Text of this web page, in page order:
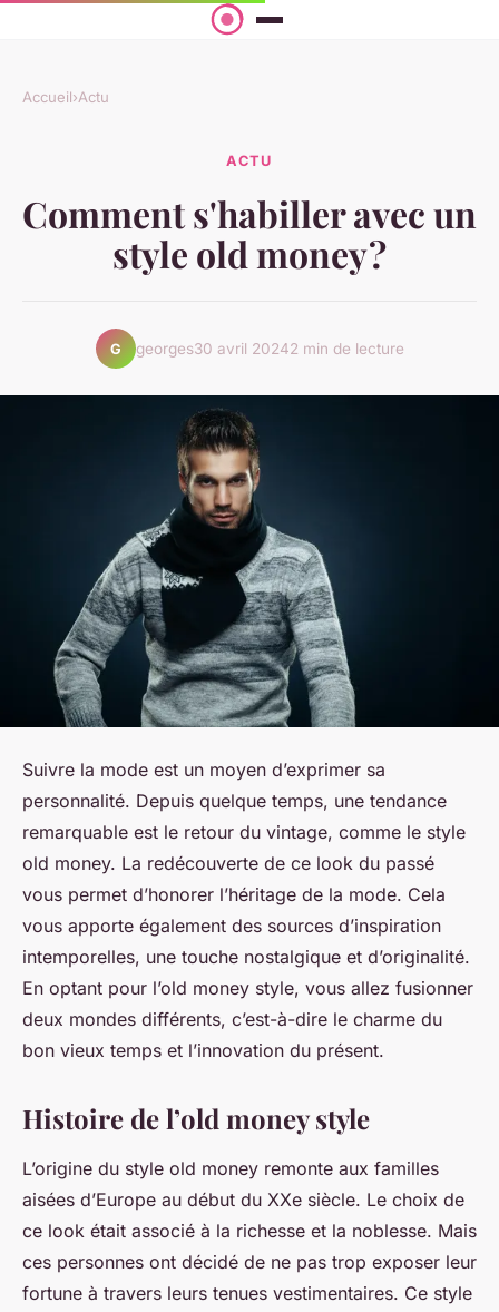
Accueil›Actu
ACTU
Comment s'habiller avec un
style old money ?
G georges30 avril 20242 min de lecture
Suivre la mode est un moyen d’exprimer sa
personnalité. Depuis quelque temps, une tendance
remarquable est le retour du vintage, comme le style
old money. La redécouverte de ce look du passé
vous permet d’honorer l’héritage de la mode. Cela
vous apporte également des sources d’inspiration
intemporelles, une touche nostalgique et d’originalité.
En optant pour l’old money style, vous allez fusionner
deux mondes différents, c’est-à-dire le charme du
bon vieux temps et l’innovation du présent.
Histoire de l’old money style
L’origine du style old money remonte aux familles
aisées d’Europe au début du XXe siècle. Le choix de
ce look était associé à la richesse et la noblesse. Mais
ces personnes ont décidé de ne pas trop exposer leur
fortune à travers leurs tenues vestimentaires. Ce style